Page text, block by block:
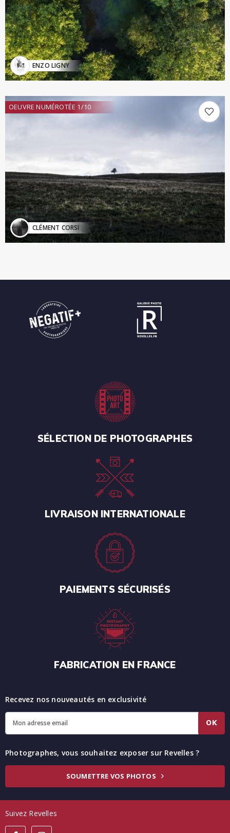
ENZO LIGNY
OEUVRE NUMÉROTÉE 1/10
CLÉMENT CORSI
SÉLECTION DE PHOTOGRAPHES
LIVRAISON INTERNATIONALE
PAIEMENTS SÉCURISÉS
FABRICATION EN FRANCE
Recevez nos nouveautés en exclusivité
OK
Photographes, vous souhaitez exposer sur Revelles ?
SOUMETTRE VOS PHOTOS
Suivez Revelles